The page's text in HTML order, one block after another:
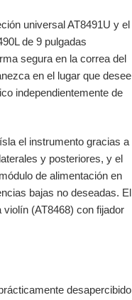
universal AT8491U y el
de 9 pulgadas
segura en la correa del
en el lugar que desee
independientemente de
el instrumento gracias a
y posteriores, y el
de alimentación en
bajas no deseadas. El
(AT8468) con fijador
desapercibido